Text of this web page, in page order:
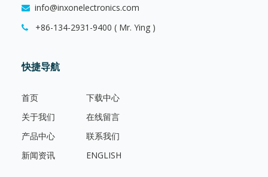
info@inxonelectronics.com
+86-134-2931-9400 ( Mr. Ying )
快捷导航
首页
关于我们
产品中心
新闻资讯
下载中心
在线留言
联系我们
ENGLISH